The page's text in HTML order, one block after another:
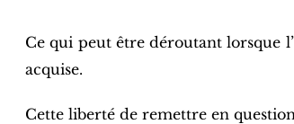
Ce qui peut être déroutant lorsque
acquise.
Cette liberté de remettre en